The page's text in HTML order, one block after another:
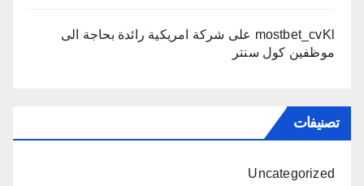
mostbet_cvKl على شركة امريكية رائدة بحاجة الى
موظفين كول سنتر
تصنيفات
Uncategorized